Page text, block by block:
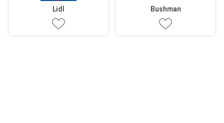
Lidl Bushman